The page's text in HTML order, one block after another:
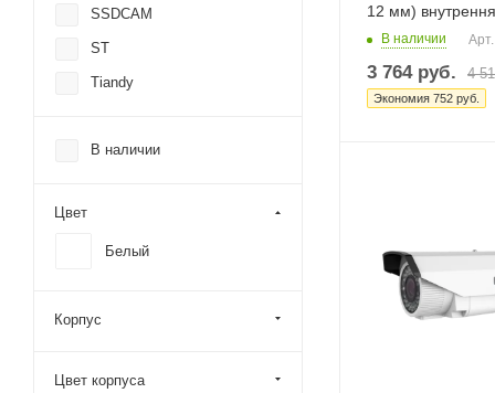
12 мм)
В наличии
3 764руб. 4
Экономия 752 руб.
SSDCAM
ST
Tiandy
В наличии
Цвет
Белый
Корпус
Цвет корпуса